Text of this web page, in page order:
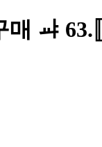
매 ㆇ